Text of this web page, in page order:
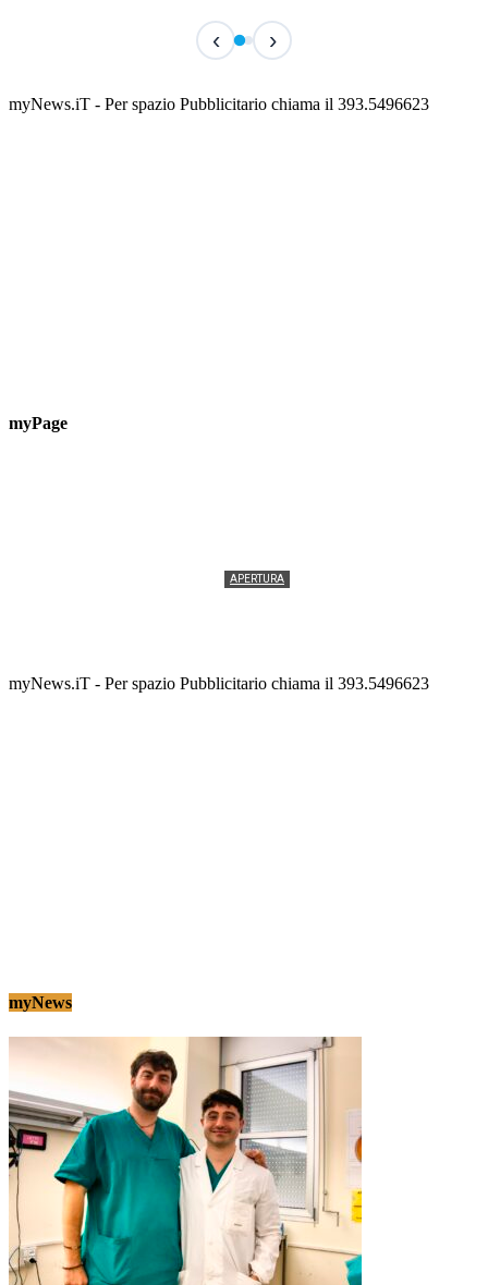
Classic Contest 3vs3 Memorial Michele
📅 6 Agosto 2026 · 09:00 · 📍 Lungomare C. Colombo
‹ ›
myNews.iT - Per spazio Pubblicitario chiama il 393.5496623
myPage
APERTURA
myNews.iT - Per spazio Pubblicitario chiama il 393.5496623
myNews